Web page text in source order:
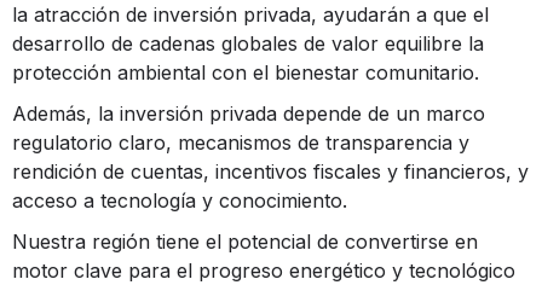
la atracción de inversión privada, ayudarán a que el
desarrollo de cadenas globales de valor equilibre la
protección ambiental con el bienestar comunitario.
Además, la inversión privada depende de un marco
regulatorio claro, mecanismos de transparencia y
rendición de cuentas, incentivos fiscales y financieros, y
acceso a tecnología y conocimiento.
Nuestra región tiene el potencial de convertirse en
motor clave para el progreso energético y tecnológico